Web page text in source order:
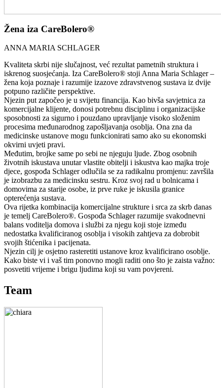
Žena iza CareBolero®
ANNA MARIA SCHLAGER
Kvaliteta skrbi nije slučajnost, već rezultat pametnih struktura i
iskrenog suosjećanja. Iza CareBolero® stoji Anna Maria Schlager –
žena koja poznaje i razumije izazove zdravstvenog sustava iz dvije
potpuno različite perspektive.
Njezin put započeo je u svijetu financija. Kao bivša savjetnica za
komercijalne klijente, donosi potrebnu disciplinu i organizacijske
sposobnosti za sigurno i pouzdano upravljanje visoko složenim
procesima međunarodnog zapošljavanja osoblja. Ona zna da
medicinske ustanove mogu funkcionirati samo ako su ekonomski
okvirni uvjeti pravi.
Međutim, brojke same po sebi ne njeguju ljude. Zbog osobnih
životnih iskustava unutar vlastite obitelji i iskustva kao majka troje
djece, gospođa Schlager odlučila se za radikalnu promjenu: završila
je izobrazbu za medicinsku sestru. Kroz svoj rad u bolnicama i
domovima za starije osobe, iz prve ruke je iskusila granice
opterećenja sustava.
Ova rijetka kombinacija komercijalne strukture i srca za skrb danas
je temelj CareBolero®. Gospođa Schlager razumije svakodnevni
balans voditelja domova i službi za njegu koji stoje između
nedostatka kvalificiranog osoblja i visokih zahtjeva za dobrobit
svojih štićenika i pacijenata.
Njezin cilj je osjetno rasteretiti ustanove kroz kvalificirano osoblje.
Kako biste vi i vaš tim ponovno mogli raditi ono što je zaista važno:
posvetiti vrijeme i brigu ljudima koji su vam povjereni.
Team